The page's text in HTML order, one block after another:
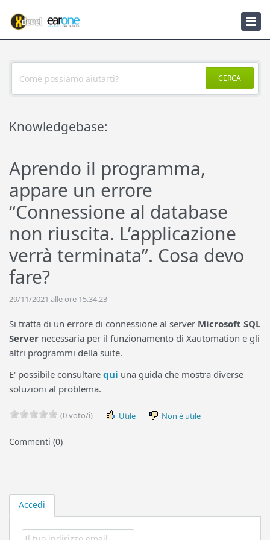
Notizie
Accedi
CERCA
Knowledgebase:
Aprendo il programma,
appare un errore
“Connessione al database
non riuscita. L’applicazione
verrà terminata”. Cosa devo
fare?
29/11/2021 alle ore 15.34.23
Si tratta di un errore di connessione al server Microsoft SQL
Server necessaria per il funzionamento di Xautomation e gli
altri programmi della suite.
E' possibile consultare qui una guida che mostra diverse
soluzioni al problema.
(0 voto/i) Utile Non è utile
Commenti (0)